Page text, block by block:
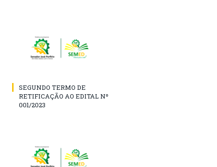
SEGUNDO TERMO DE
RETIFICAÇÃO AO EDITAL Nº
001/2023